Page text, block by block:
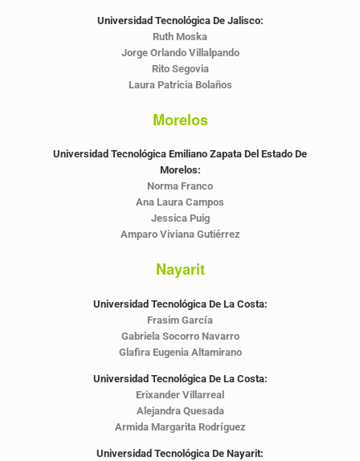
Universidad Tecnológica De Jalisco:
Ruth Moska
Jorge Orlando Villalpando
Rito Segovia
Laura Patricia Bolaños
Morelos
Universidad Tecnológica Emiliano Zapata Del Estado De
Morelos:
Norma Franco
Ana Laura Campos
Jessica Puig
Amparo Viviana Gutiérrez
Nayarit
Universidad Tecnológica De La Costa:
Frasim García
Gabriela Socorro Navarro
Glafira Eugenia Altamirano
Universidad Tecnológica De La Costa:
Erixander Villarreal
Alejandra Quesada
Armida Margarita Rodríguez
Universidad Tecnológica De Nayarit: